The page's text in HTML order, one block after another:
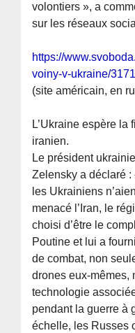
volontiers », a
sur les réseaux
https://
voiny-v-ukraine/
(site américain, en
L’Ukraine espère la
iranien.
Le président
Zelensky a déclaré :
les Ukrainiens
menacé l’Iran, le
choisi d’être le
Poutine et lui a
de combat, non
drones eux-mêmes,
technologie
pendant la guerre à
échelle, les Russes